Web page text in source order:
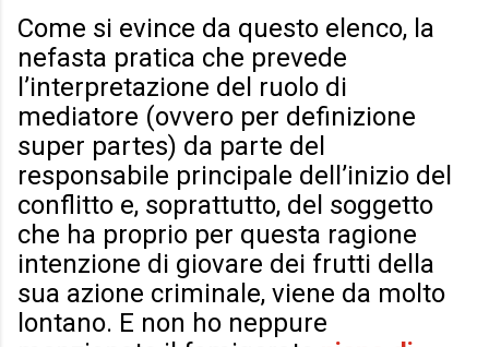
Come si evince da questo elenco, la
nefasta pratica che prevede
l’interpretazione del ruolo di
mediatore (ovvero per definizione
super partes) da parte del
responsabile principale dell’inizio del
conflitto e, soprattutto, del soggetto
che ha proprio per questa ragione
intenzione di giovare dei frutti della
sua azione criminale, viene da molto
lontano. E non ho neppure